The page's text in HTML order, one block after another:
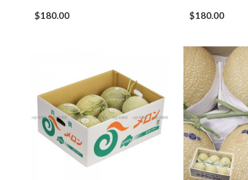
$180.00 $180.00